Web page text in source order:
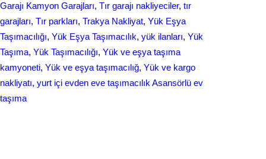
Garajı Kamyon Garajları, Tır garajı nakliyeciler, tır
garajları, Tır parkları, Trakya Nakliyat, Yük Eşya
Taşımacılığı, Yük Eşya Taşımacılık, yük ilanları, Yük
Taşıma, Yük Taşımacılığı, Yük ve eşya taşıma
kamyoneti, Yük ve eşya taşımacılığ, Yük ve kargo
nakliyatı, yurt içi evden еvе taşımacılık Asansörlü ev
taşıma